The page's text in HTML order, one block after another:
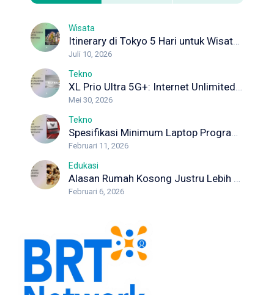
Wisata
Itinerary di Tokyo 5 Hari untuk Wisata Pertama Kali
Juli 10, 2026
Tekno
XL Prio Ultra 5G+: Internet Unlimited dengan Koneksi Maksimal
Mei 30, 2026
Tekno
Spesifikasi Minimum Laptop Programmer yang Wajib Diketahui Developer
Februari 11, 2026
Edukasi
Alasan Rumah Kosong Justru Lebih Berisiko Rayap
Februari 6, 2026